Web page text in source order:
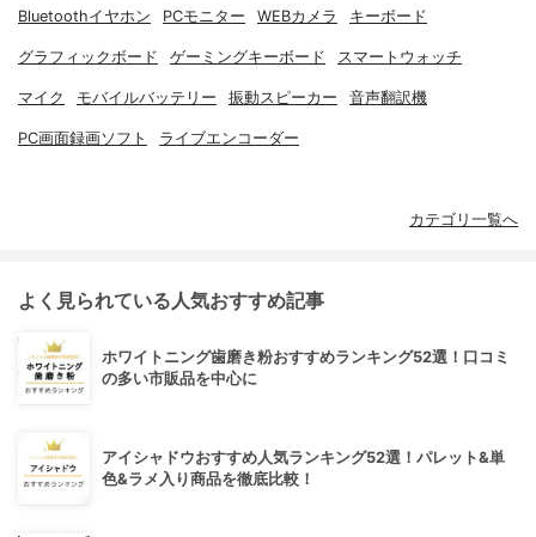
Bluetoothイヤホン PCモニター WEBカメラ キーボード
グラフィックボード ゲーミングキーボード スマートウォッチ
マイク モバイルバッテリー 振動スピーカー 音声翻訳機
PC画面録画ソフト ライブエンコーダー
カテゴリ一覧へ
よく見られている人気おすすめ記事
ホワイトニング歯磨き粉おすすめランキング52選！口コミ
の多い市販品を中心に
アイシャドウおすすめ人気ランキング52選！パレット&単
色&ラメ入り商品を徹底比較！